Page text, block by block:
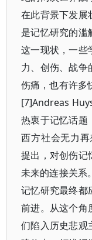
在此背景下发展
是记忆研究的滥
这一现状，一些
力、创伤、战争
伤痛，也有许多
[7]Andreas
热衷于记忆话题
西方社会无力
提出，对创伤记
未来的连接关系
记忆研究最终都
前进。从这个角
们陷入历史悲观